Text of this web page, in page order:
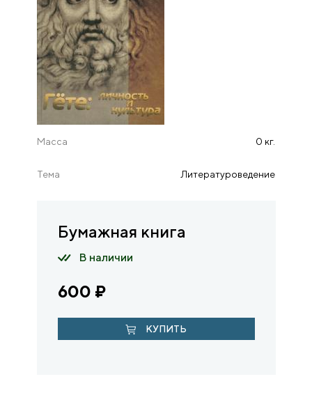
Масса 0 кг.
Тема Литературоведение
Бумажная книга
В наличии
600 ₽
КУПИТЬ